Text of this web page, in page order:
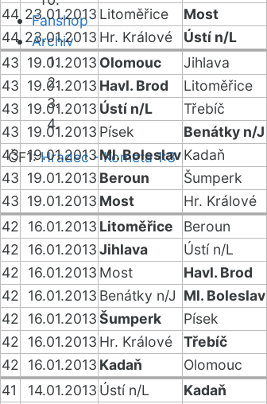
Fanshop
Archiv
ČF1:Hradec - Kometa 1:3
44 23.01.2013 Litoměřice Most
44 23.01.2013 Hr. Králové Ústí n/L
43 19.01.2013 Olomouc Jihlava
43 19.01.2013 Havl. Brod Litoměřice
43 19.01.2013 Ústí n/L Třebíč
43 19.01.2013 Písek Benátky n/J
43 19.01.2013Ml. BoleslavKadaň
43 19.01.2013 Beroun Šumperk
43 19.01.2013 Most Hr. Králové
42
16.01.2013 Litoměřice Beroun
42
16.01.2013Jihlava Ústí n/L
42
16.01.2013 Most Havl. Brod
42
16.01.2013 Benátky n/J Ml. Boleslav
42
16.01.2013Šumperk Písek
42
16.01.2013 Hr. Králové Třebíč
42
16.01.2013 Kadaň Olomouc
41
14.01.2013 Ústí n/L Kadaň